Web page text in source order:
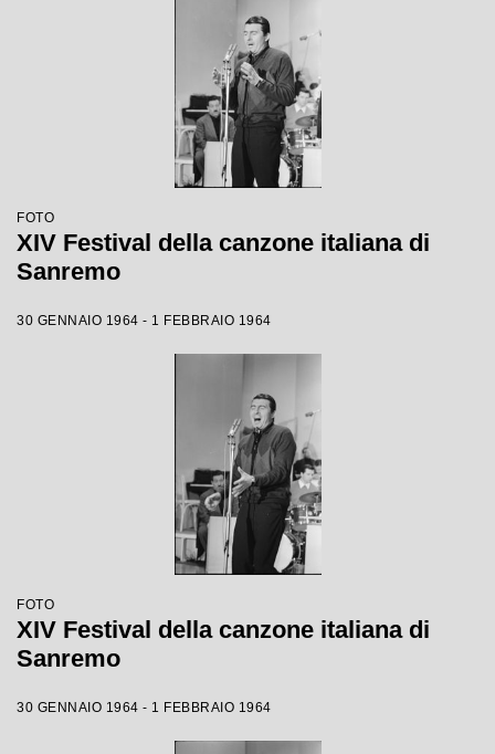
FOTO
XIV Festival della canzone italiana di
Sanremo
30 GENNAIO 1964 - 1 FEBBRAIO 1964
FOTO
XIV Festival della canzone italiana di
Sanremo
30 GENNAIO 1964 - 1 FEBBRAIO 1964